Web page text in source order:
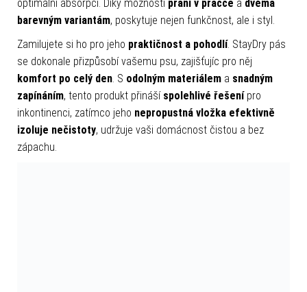
optimální absorpci. Díky možnosti praní v pračce a dvěma
barevným variantám, poskytuje nejen funkčnost, ale i styl.
Zamilujete si ho pro jeho praktičnost a pohodlí. StayDry pás
se dokonale přizpůsobí vašemu psu, zajišťujíc pro něj
komfort po celý den . S odolným materiálem a snadným
zapínáním, tento produkt přináší spolehlivé řešenípro
inkontinenci, zatímco jeho nepropustná vložka efektivně
izoluje nečistoty, udržuje vaši domácnost čistou a bez
zápachu.